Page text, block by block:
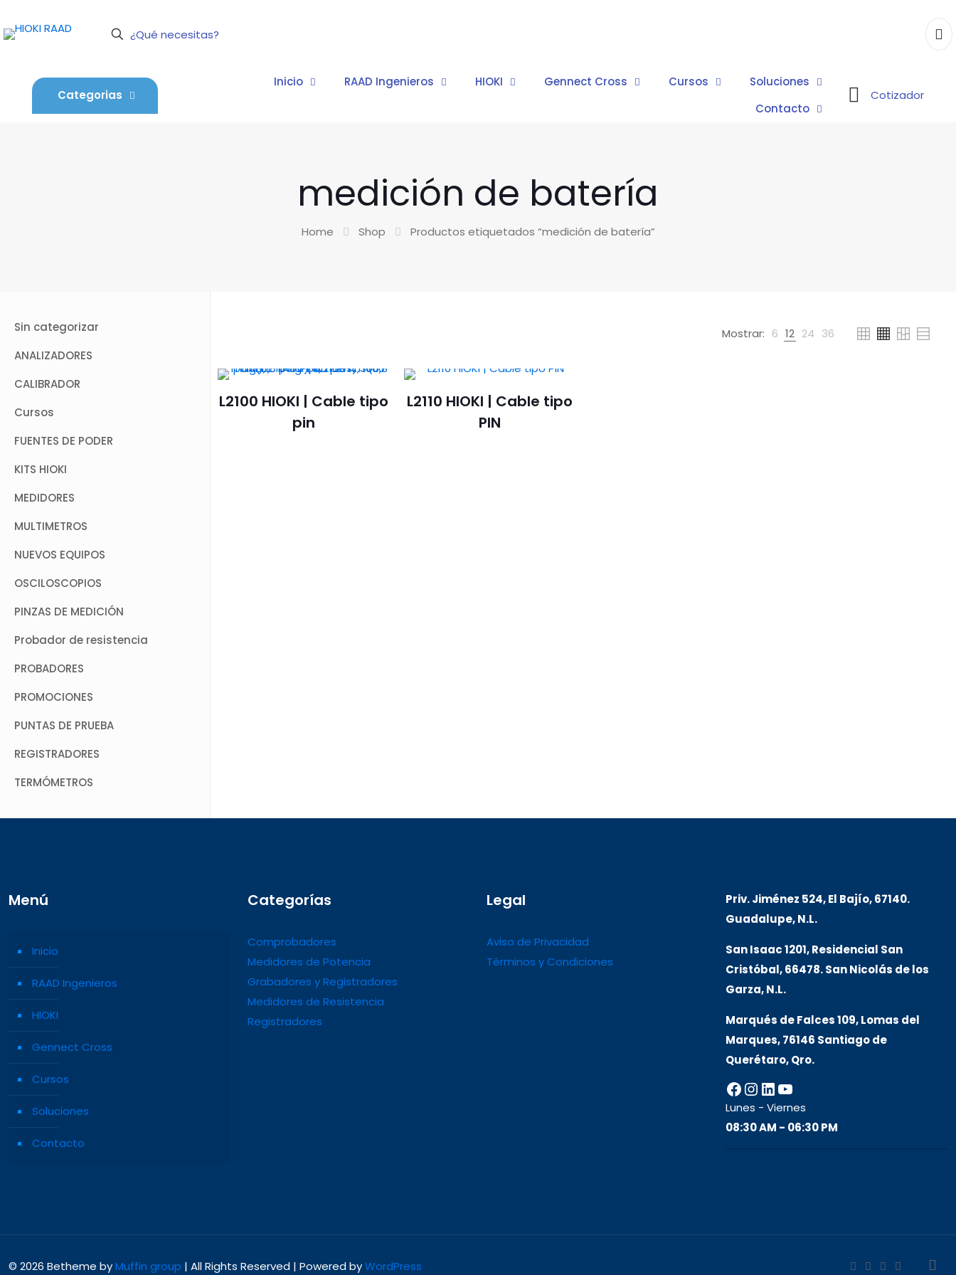
Categorias
Inicio RAAD Ingenieros HIOKI Gennect Cross Cursos
Soluciones
Contacto
Cotizador
medición de batería
Home Shop Productos etiquetados “medición de batería”
Mostrar: 6 12 24 36
L2100 HIOKI | Cable tipo
pin
L2110 HIOKI | Cable tipo
PIN
Sin categorizar
ANALIZADORES
CALIBRADOR
Cursos
FUENTES DE PODER
KITS HIOKI
MEDIDORES
MULTIMETROS
NUEVOS EQUIPOS
OSCILOSCOPIOS
PINZAS DE MEDICIÓN
Probador de resistencia
PROBADORES
PROMOCIONES
PUNTAS DE PRUEBA
REGISTRADORES
TERMÓMETROS
Menú
Inicio
RAAD Ingenieros
HIOKI
Gennect Cross
Cursos
Soluciones
Contacto
Categorías
Comprobadores
Medidores de Potencia
Grabadores y Registradores
Medidores de Resistencia
Registradores
Legal
Aviso de Privacidad
Términos y Condiciones
Priv. Jiménez 524, El Bajío, 67140.
Guadalupe, N.L.
San Isaac 1201, Residencial San
Cristóbal, 66478. San Nicolás de los
Garza, N.L.
Marqués de Falces 109, Lomas del
Marques, 76146 Santiago de
Querétaro, Qro.
Facebook
Instagram
LinkedIn
YouTube
Lunes - Viernes
08:30 AM - 06:30 PM
© 2026 Betheme byMuffin group | All Rights Reserved | Powered byWordPress